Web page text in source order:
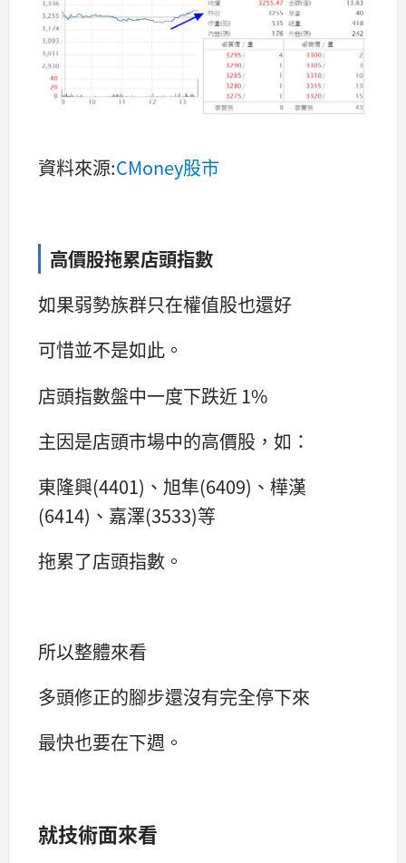
資料來源:CMoney股市
高價股拖累店頭指數
如果弱勢族群只在權值股也還好
可惜並不是如此。
店頭指數盤中一度下跌近 1%
主因是店頭市場中的高價股，如：
東隆興(4401)、旭隼(6409)、樺漢
(6414)、嘉澤(3533)等
拖累了店頭指數。
所以整體來看
多頭修正的腳步還沒有完全停下來
最快也要在下週。
就技術面來看